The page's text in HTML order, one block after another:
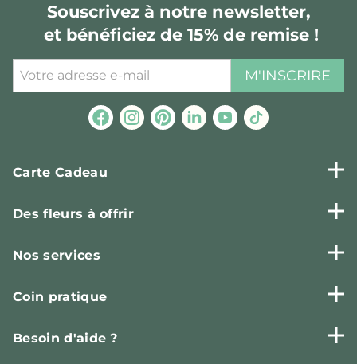
Souscrivez à notre newsletter,
et bénéficiez de 15% de remise !
M'INSCRIRE
Carte Cadeau
Des fleurs à offrir
Nos services
Coin pratique
Besoin d'aide ?